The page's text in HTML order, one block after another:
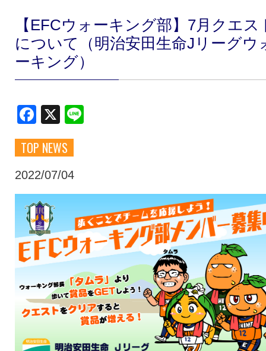
試合日程・結果 アクセス
クラブ・会社情報 レディース
ファンクラブ
トップチーム アカデミー
スポンサー グッズ
特設ページ
【EFCウォーキング部】7月クエス
について（明治安田生命Jリーグウ
ーキング）
Facebook
X
TOP NEWS
2022/07/04